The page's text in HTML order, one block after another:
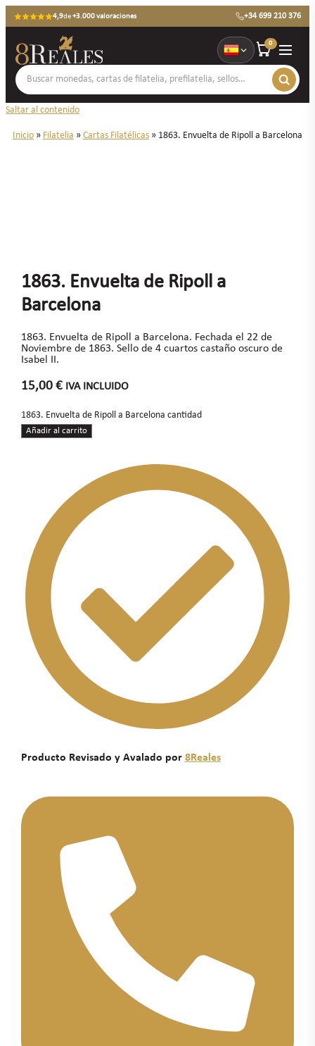
4,9de+3.000 valoraciones +34 699 210 376
0
Saltar al contenido
Inicio » Filatelia » Cartas Filatélicas » 1863. Envuelta de Ripoll a Barcelona
1863. Envuelta de Ripoll a
Barcelona
1863. Envuelta de Ripoll a Barcelona. Fechada el 22 de
Noviembre de 1863. Sello de 4 cuartos castaño oscuro de
Isabel II.
15,00 € IVA INCLUIDO
1863. Envuelta de Ripoll a Barcelona cantidad
Añadir al carrito
Producto Revisado y Avalado por 8Reales